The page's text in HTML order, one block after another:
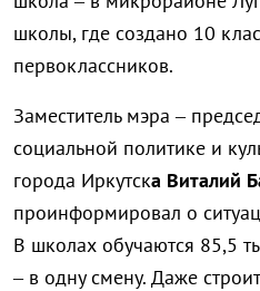
школы, где создано 10
первоклассников.
Заместитель мэра –
социальной политике и
города Иркутска Виталий
проинформировал о
В школах обучаются 85,5
– в одну смену. Даже